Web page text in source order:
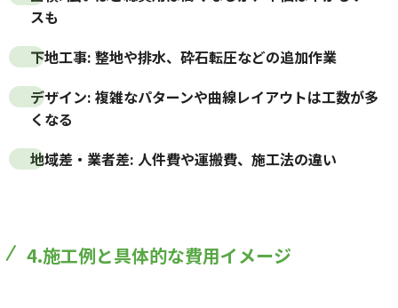
スも
下地工事: 整地や排水、砕石転圧などの追加作業
デザイン: 複雑なパターンや曲線レイアウトは工数が多
くなる
地域差・業者差: 人件費や運搬費、施工法の違い
4.施工例と具体的な費用イメージ